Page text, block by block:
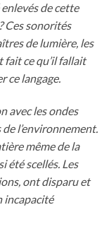
de cette
Ces sonorités
de lumière, les
ce qu’il fallait
ce langage.
avec les ondes
l’environnement.
même de la
été scellés. Les
ont disparu et
incapacité